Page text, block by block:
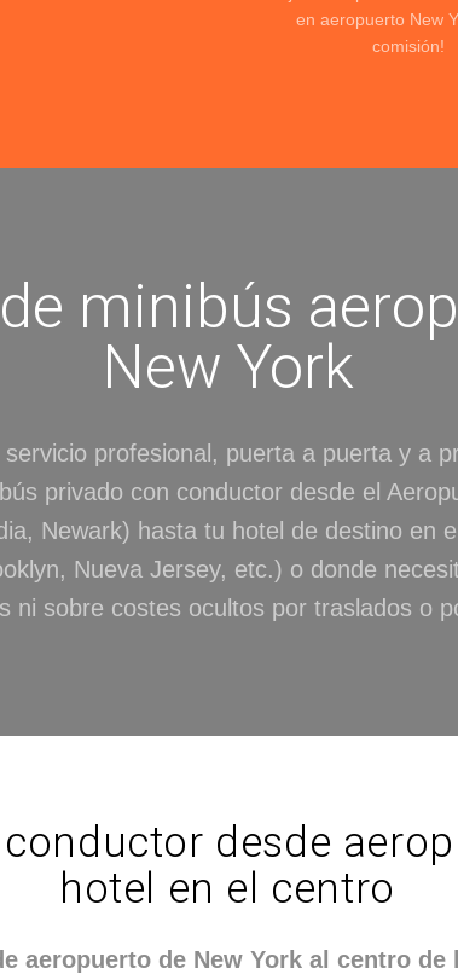
en aeropuerto New
comisión!
minibús
New York
profesional, puerta a puerta y a
privado con conductor desde el
Newark) hasta tu hotel de destino en
Nueva Jersey, etc.) o donde
ni sobre costes ocultos por traslados o
desde
hotel en el centro
aeropuerto de New York al centro de